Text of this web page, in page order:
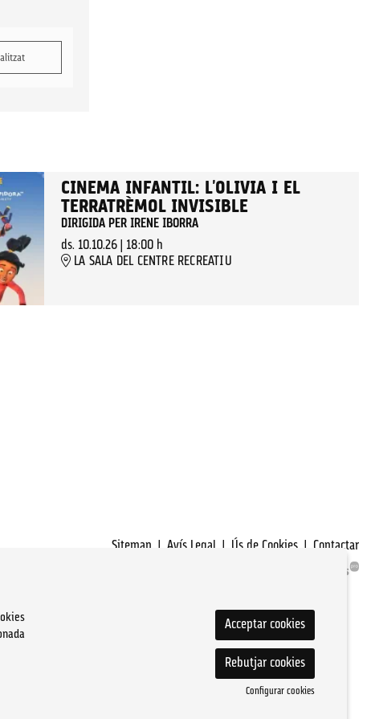
CINEMA INFANTIL: L'OLIVIA I EL
TERRATRÈMOL INVISIBLE
DIRIGIDA PER IRENE IBORRA
ds. 10.10.26| 18:00 h
LA SALA DEL CENTRE RECREATIU
Sitemap | Avís Legal | Ús de Cookies | Contactar
Acceptar cookies
Rebutjar cookies
Configurar cookies